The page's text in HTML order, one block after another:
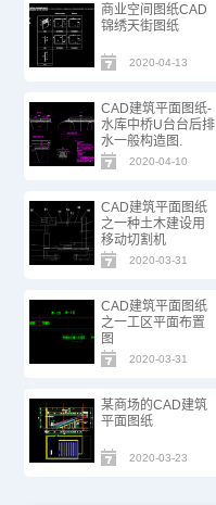
商业空间图纸CAD
锦绣天街图纸
2020-04-13
CAD建筑平面图纸-
水库中桥U台台后排
水一般构造图.
2020-04-10
CAD建筑平面图纸
之一种土木建设用
移动切割机
2020-03-31
CAD建筑平面图纸
之一工区平面布置
图
2020-03-31
某商场的CAD建筑
平面图纸
2020-03-23